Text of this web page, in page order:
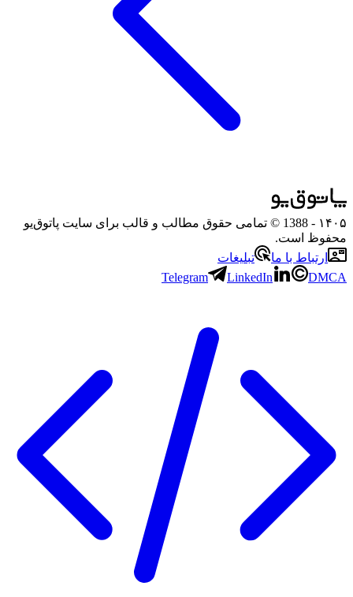
۱۴۰۵
- 1388 © تمامی حقوق مطالب و قالب برای سایت پاتوق‌یو
محفوظ است.
ارتباط با ما
تبلیغات
Telegram
LinkedIn DMCA